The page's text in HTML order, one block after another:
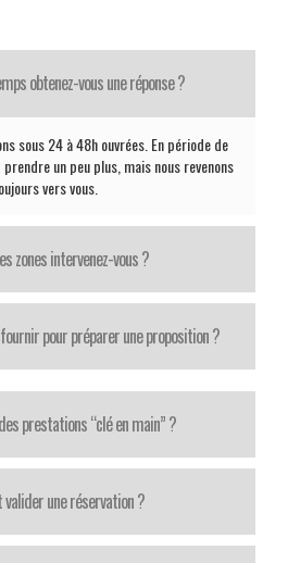
obtenez-vous une réponse ?
sous 24 à 48h ouvrées. En période de
un peu plus, mais nous revenons
vers vous.
zones intervenez-vous ?
pour préparer une proposition ?
prestations “clé en main” ?
une réservation ?